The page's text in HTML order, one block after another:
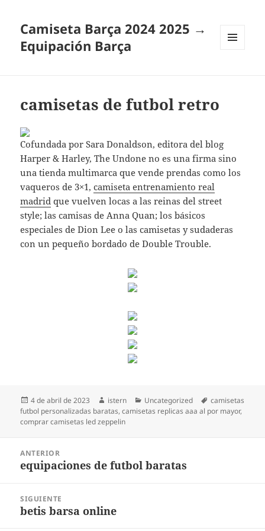
Camiseta Barça 2024 2025 →
Equipación Barça
camisetas de futbol retro
Cofundada por Sara Donaldson, editora del blog
Harper & Harley, The Undone no es una firma sino
una tienda multimarca que vende prendas como los
vaqueros de 3×1,camiseta entrenamiento real
madrid que vuelven locas a las reinas del street
style; las camisas de Anna Quan; los básicos
especiales de Dion Lee o las camisetas y sudaderas
con un pequeño bordado de Double Trouble.
Publicado
el
4 de abril de 2023 Autor
istern Categorías
Uncategorized Etiquetas
camisetas
futbol personalizadas baratas,camisetas replicas aaa al por mayor,
comprar camisetas led zeppelin
entradas
ANTERIOR
Entrada
equipaciones de futbol baratas
SIGUIENTE
Entrada
betis barsa online